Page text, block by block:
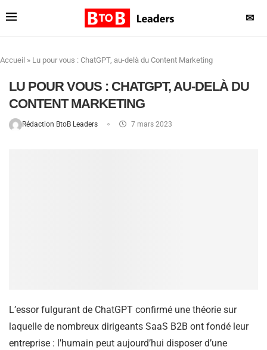
✉
Accueil » Lu pour vous : ChatGPT, au-delà du Content Marketing
LU POUR VOUS : CHATGPT, AU-DELÀ DU
CONTENT MARKETING
Rédaction BtoB Leaders 7 mars 2023
L’essor fulgurant de ChatGPT confirmé une théorie sur
laquelle de nombreux dirigeants SaaS B2B ont fondé leur
entreprise : l’humain peut aujourd’hui disposer d’une